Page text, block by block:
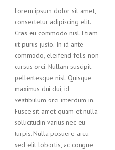
Lorem ipsum dolor sit amet,
consectetur adipiscing elit.
Cras eu commodo nisl. Etiam
ut purus justo. In id ante
commodo, eleifend felis non,
cursus orci. Nullam suscipit
pellentesque nisl. Quisque
maximus dui dui, id
vestibulum orci interdum in.
Fusce sit amet quam et nulla
sollicitudin varius nec eu
turpis. Nulla posuere arcu
sed elit lobortis, ac congue